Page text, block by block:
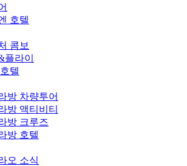
호텔
콤보
플라이
텔
방 차량투어
방 액티비티
방 크루즈
방 호텔
오 소식